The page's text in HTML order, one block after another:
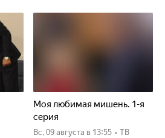
Моя любимая мишень. 1-я
серия
вс, 09 августа в 13:55 • ТВ